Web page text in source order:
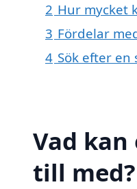
2 Hur mycket
3 Fördelar
4 Sök efter
Vad
till med?